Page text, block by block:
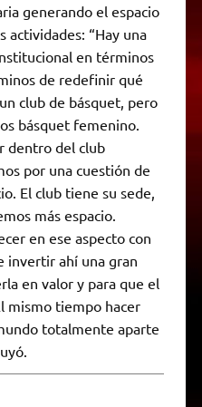
generando el espacio
actividades: “Hay una
en términos
de redefinir qué
club de básquet, pero
básquet femenino.
dentro del club
por una cuestión de
El club tiene su sede,
más espacio.
en ese aspecto con
invertir ahí una gran
en valor y para que el
mismo tiempo hacer
totalmente aparte